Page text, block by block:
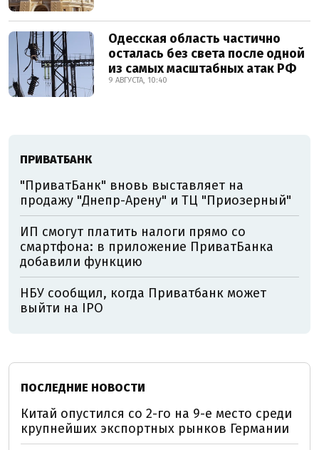
Одесская область частично
осталась без света после одной
из самых масштабных атак РФ
9 АВГУСТА, 10:40
ПРИВАТБАНК
"ПриватБанк" вновь выставляет на
продажу "Днепр-Арену" и ТЦ "Приозерный"
ИП смогут платить налоги прямо со
смартфона: в приложение ПриватБанка
добавили функцию
НБУ сообщил, когда Приватбанк может
выйти на IPO
ПОСЛЕДНИЕ НОВОСТИ
Китай опустился со 2-го на 9-е место среди
крупнейших экспортных рынков Германии